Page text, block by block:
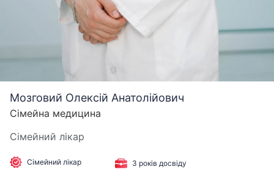
Мозговий Олексій Анатолійович
Сімейна медицина
Сімейний лікар
Сімейний лікар 3 років досвіду